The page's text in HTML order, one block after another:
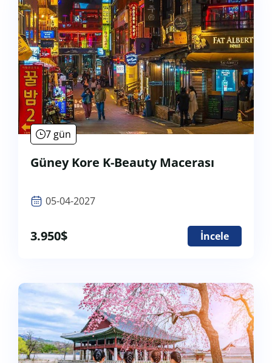
7 gün
Güney Kore K-Beauty Macerası
05-04-2027
3.950$ İncele